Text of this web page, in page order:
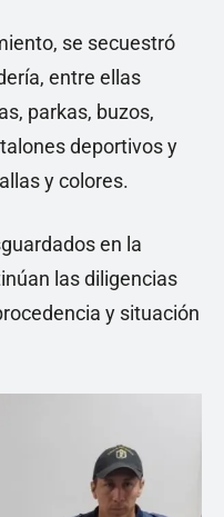
se secuestró
entre ellas
parkas, buzos,
deportivos y
y colores.
en la
las diligencias
y situación